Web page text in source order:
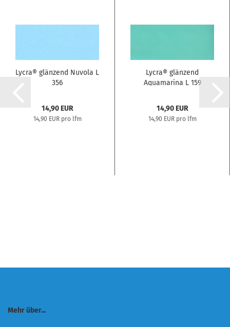
Lycra® glänzend Nuvola L
356
14,90 EUR
14,90 EUR pro lfm
Lycra® glänzend
Aquamarina L 159
14,90 EUR
14,90 EUR pro lfm
Mehr über...